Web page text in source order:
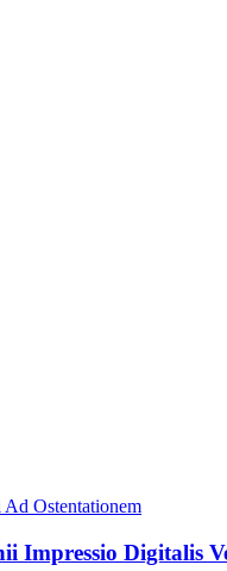
Impressio Digitalis